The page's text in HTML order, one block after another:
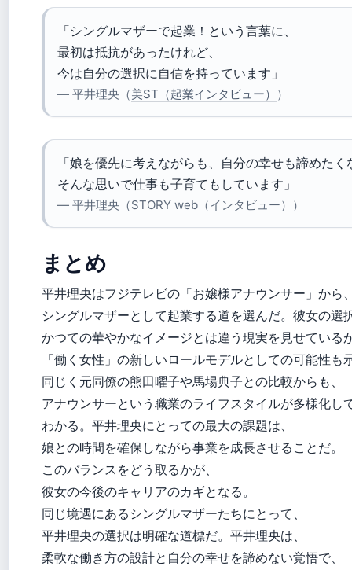
「シングルマザーで起業！という言葉に、
最初は抵抗があったけれど、
今は自分の選択に自信を持っています」
— 平井理央（美ST（起業インタビュー） ）
「娘を優先に考えながらも、自分の幸せも諦めたく
そんな思いで仕事も子育てもしています」
— 平井理央（STORY web（インタビュー））
まとめ
平井理央はフジテレビの「お嬢様アナウンサー」から
シングルマザーとして起業する道を選んだ。彼女の選
かつての華やかなイメージとは違う現実を見せている
「働く女性」の新しいロールモデルとしての可能性も
同じく元同僚の熊田曜子や馬場典子との比較からも、
アナウンサーという職業のライフスタイルが多様化し
わかる。平井理央にとっての最大の課題は、
娘との時間を確保しながら事業を成長させることだ。
このバランスをどう取るかが、
彼女の今後のキャリアのカギとなる。
同じ境遇にあるシングルマザーたちにとって、
平井理央の選択は明確な道標だ。平井理央は、
柔軟な働き方の設計と自分の幸せを諦めない覚悟で、